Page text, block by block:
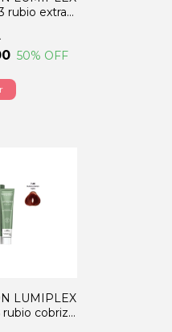
rubio extra
50% OFF
LUMIPLEX
rubio cobrizo